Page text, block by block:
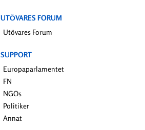
UTÖVARES FORUM
Utövares Forum
SUPPORT
Europaparlamentet
FN
NGOs
Politiker
Annat